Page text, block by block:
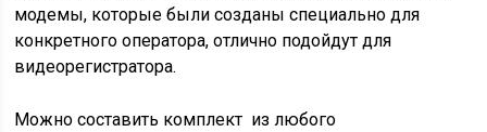
модемы, которые были созданы специально для
конкретного оператора, отлично подойдут для
видеорегистратора.
Можно составить комплект из любого